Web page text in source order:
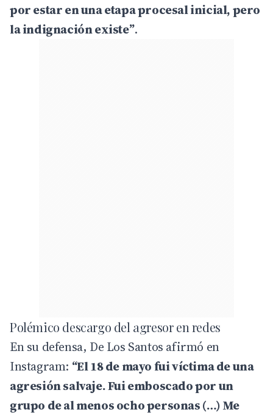
por estar en una etapa procesal inicial, pero
la indignación existe”.
Polémico descargo del agresor en redes
En su defensa, De Los Santos afirmó en
Instagram: “El 18 de mayo fui víctima de una
agresión salvaje. Fui emboscado por un
grupo de al menos ocho personas (…) Me